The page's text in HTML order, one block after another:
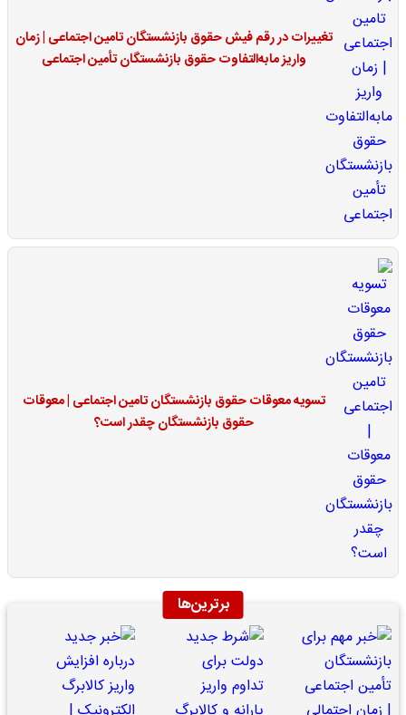
تغییرات در رقم فیش حقوق بازنشستگان تامین اجتماعی | زمان
واریز مابه‌التفاوت حقوق بازنشستگان تأمین اجتماعی
تسویه معوقات حقوق بازنشستگان تامین اجتماعی | معوقات
حقوق بازنشستگان چقدر است؟
برترین‌ها